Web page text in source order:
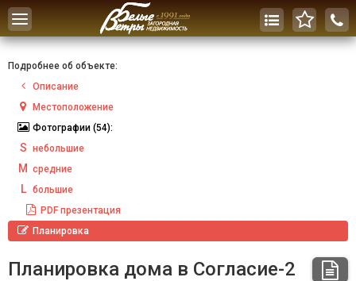
Toggle
navigation
Подробнее об объекте:
Описание
Местоположение
Фотографии (54):
S небольшие
M средние
L
большие
PDF презентация
Планировка
Планировка дома в Согласие-2